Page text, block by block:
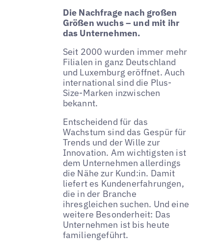
Die Nachfrage nach großen
Größen wuchs – und mit ihr
das Unternehmen.
Seit 2000 wurden immer mehr
Filialen in ganz Deutschland
und Luxemburg eröffnet. Auch
international sind die Plus-
Size-Marken inzwischen
bekannt.
Entscheidend für das
Wachstum sind das Gespür für
Trends und der Wille zur
Innovation. Am wichtigsten ist
dem Unternehmen allerdings
die Nähe zur Kund:in. Damit
liefert es Kundenerfahrungen,
die in der Branche
ihresgleichen suchen. Und eine
weitere Besonderheit: Das
Unternehmen ist bis heute
familiengeführt.